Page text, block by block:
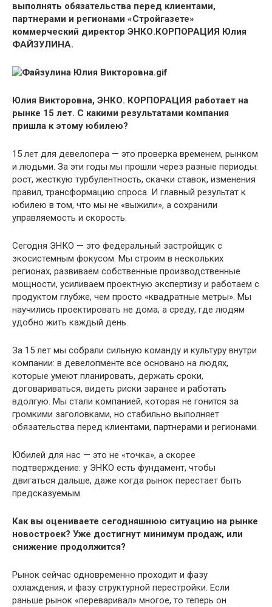
выполнять обязательства перед клиентами,
партнерами и регионами «Стройгазете»
коммерческий директор ЭНКО.КОРПОРАЦИЯ Юлия
ФАЙЗУЛИНА.
Юлия Викторовна, ЭНКО. КОРПОРАЦИЯ работает на
рынке 15 лет. С какими результатами компания
пришла к этому юбилею?
15 лет для девелопера — это проверка временем, рынком
и людьми. За эти годы мы прошли через разные периоды:
рост, жесткую турбулентность, скачки ставок, изменения
правил, трансформацию спроса. И главный результат к
юбилею в том, что мы не «выжили», а сохранили
управляемость и скорость.
Сегодня ЭНКО — это федеральный застройщик с
экосистемным фокусом. Мы строим в нескольких
регионах, развиваем собственные производственные
мощности, усиливаем проектную экспертизу и работаем с
продуктом глубже, чем просто «квадратные метры». Мы
научились проектировать не дома, а среду, где людям
удобно жить каждый день.
За 15 лет мы собрали сильную команду и культуру внутри
компании: в девелопменте все основано на людях,
которые умеют планировать, держать сроки,
договариваться, видеть риски заранее и работать
вдолгую. Мы стали компанией, которая не гонится за
громкими заголовками, но стабильно выполняет
обязательства перед клиентами, партнерами и регионами.
Юбилей для нас — это не «точка», а скорее
подтверждение: у ЭНКО есть фундамент, чтобы
двигаться дальше, даже когда рынок перестает быть
предсказуемым.
Как вы оцениваете сегодняшнюю ситуацию на рынке
новостроек? Уже достигнут минимум продаж, или
снижение продолжится?
Рынок сейчас одновременно проходит и фазу
охлаждения, и фазу структурной перестройки. Если
раньше рынок «переваривал» многое, то теперь он